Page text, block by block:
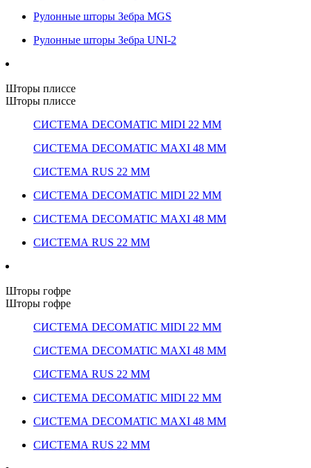
Рулонные шторы Зебра MGS
Рулонные шторы Зебра UNI-2
Шторы плиссе
Шторы плиссе
СИСТЕМА DECOMATIC MIDI 22 ММ
СИСТЕМА DECOMATIC MAXI 48 ММ
СИСТЕМА RUS 22 ММ
СИСТЕМА DECOMATIC MIDI 22 ММ
СИСТЕМА DECOMATIC MAXI 48 ММ
СИСТЕМА RUS 22 ММ
Шторы гофре
Шторы гофре
СИСТЕМА DECOMATIC MIDI 22 ММ
СИСТЕМА DECOMATIC MAXI 48 ММ
СИСТЕМА RUS 22 ММ
СИСТЕМА DECOMATIC MIDI 22 ММ
СИСТЕМА DECOMATIC MAXI 48 ММ
СИСТЕМА RUS 22 ММ